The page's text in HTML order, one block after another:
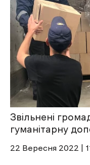
Звільнені
гуманітарну
22 Вересня 2022 |